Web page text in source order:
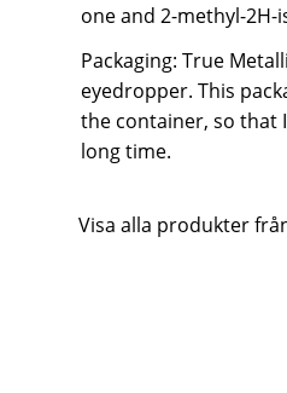
one and 2-methyl-2H-
Packaging: True
eyedropper. This
the container, so that
long time.
Visa alla produkter